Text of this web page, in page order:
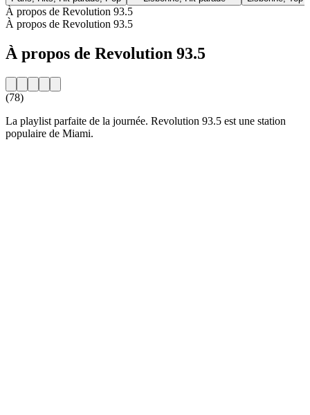
À propos de Revolution 93.5
À propos de Revolution 93.5
À propos de Revolution 93.5
(78)
La playlist parfaite de la journée. Revolution 93.5 est une station
populaire de Miami.